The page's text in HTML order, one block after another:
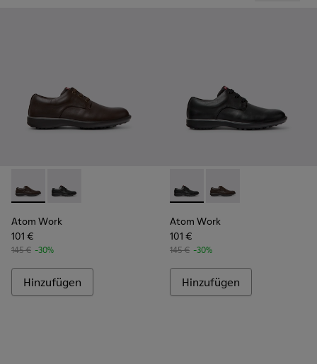
Atom Work - 18637-036 - Braune Lederschuhe für Herren.
Atom Work - 18637-035 - Schwarze Lederschuhe für
Atom Work
101 €
145 € -30%
Hinzufügen
Atom Work - 18637-035 -
Atom Work - 18637-
Atom Work
101 €
145 € -30%
Hinzufügen